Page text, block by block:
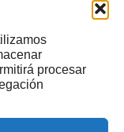
procesar
limosna a estos